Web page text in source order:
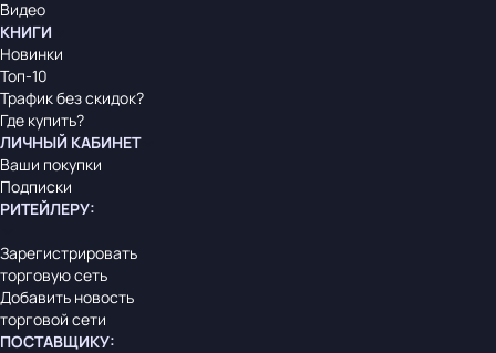
Видео
КНИГИ
Новинки
Топ-10
Трафик без скидок?
Где купить?
ЛИЧНЫЙ КАБИНЕТ
Ваши покупки
Подписки
РИТЕЙЛЕРУ:
Зарегистрировать
торговую сеть
Добавить новость
торговой сети
ПОСТАВЩИКУ: